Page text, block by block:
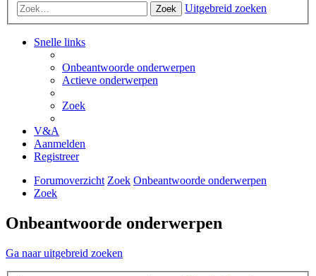
Zoek Uitgebreid zoeken
Snelle links
Onbeantwoorde onderwerpen
Actieve onderwerpen
Zoek
V&A
Aanmelden
Registreer
Forumoverzicht Zoek Onbeantwoorde onderwerpen
Zoek
Onbeantwoorde onderwerpen
Ga naar uitgebreid zoeken